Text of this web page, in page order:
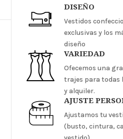
DISEÑO
Vestidos
exclusivas y los
diseño
VARIEDAD
Ofecemos una
trajes para todas
y alquiler.
AJUSTE
Ajustamos tu
(busto, cintura,